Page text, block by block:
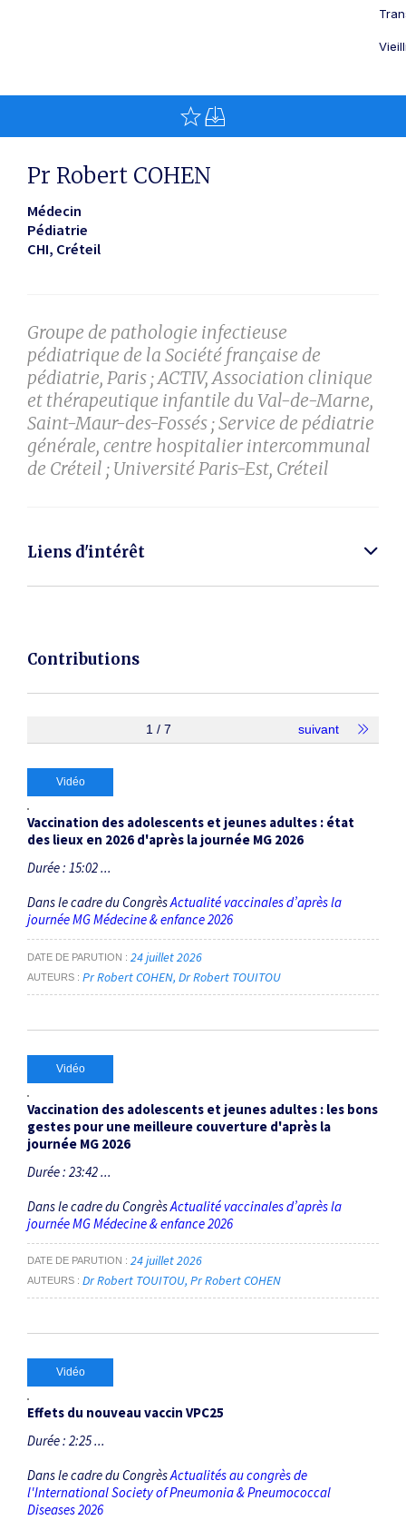
Pr Robert COHEN
Médecin
Pédiatrie
CHI Créteil
Groupe de pathologie infectieuse
pédiatrique de la Société française de
pédiatrie, Paris ; ACTIV, Association clinique
et thérapeutique infantile du Val-de-Marne,
Saint-Maur-des-Fossés ; Service de pédiatrie
générale, centre hospitalier intercommunal
de Créteil ; Université Paris-Est, Créteil
Liens d'intérêt
Contributions
1 / 7 suivant
Vidéo
Vaccination des adolescents et jeunes adultes : état
des lieux en 2026 d'après la journée MG 2026
Durée : 15:02 ...
Dans le cadre du CongrèsActualité vaccinales d’après la
journée MG Médecine & enfance 2026
DATE DE PARUTION 24 juillet 2026
AUTEURS Pr Robert COHEN Dr Robert TOUITOU
Vidéo
Vaccination des adolescents et jeunes adultes : les bons
gestes pour une meilleure couverture d'après la
journée MG 2026
Durée : 23:42 ...
Dans le cadre du CongrèsActualité vaccinales d’après la
journée MG Médecine & enfance 2026
DATE DE PARUTION 24 juillet 2026
AUTEURS Dr Robert TOUITOU Pr Robert COHEN
Vidéo
Effets du nouveau vaccin VPC25
Durée : 2:25 ...
Dans le cadre du CongrèsActualités au congrès de
l'International Society of Pneumonia & Pneumococcal
Diseases 2026